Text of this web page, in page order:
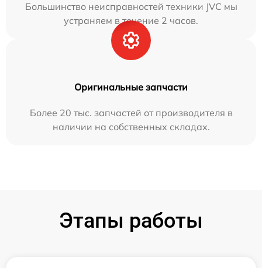
Большинство неисправностей техники JVC мы
устраняем в течение 2 часов.
Оригинальные запчасти
Более 20 тыс. запчастей от производителя в
наличии на собственных складах.
Этапы работы